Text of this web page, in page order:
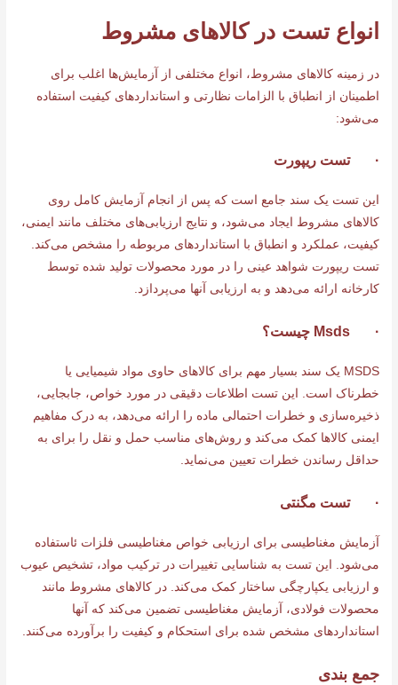
انواع تست در کالاهای مشروط
در زمینه کالاهای مشروط، انواع مختلفی از آزمایش‌ها اغلب برای
اطمینان از انطباق با الزامات نظارتی و استانداردهای کیفیت استفاده
می‌شود:
· تست ریپورت
این تست یک سند جامع است که پس از انجام آزمایش کامل روی
کالاهای مشروط ایجاد می‌شود، و نتایج ارزیابی‌های مختلف مانند ایمنی،
کیفیت، عملکرد و انطباق با استانداردهای مربوطه را مشخص می‌کند.
تست ریپورت شواهد عینی را در مورد محصولات تولید شده توسط
کارخانه ارائه می‌دهد و به ارزیابی آنها می‌پردازد.
· Msds چیست؟
MSDS یک سند بسیار مهم برای کالاهای حاوی مواد شیمیایی یا
خطرناک است. این تست اطلاعات دقیقی در مورد خواص، جابجایی،
ذخیره‌سازی و خطرات احتمالی ماده را ارائه می‌دهد، به درک مفاهیم
ایمنی کالاها کمک می‌کند و روش‌های مناسب حمل و نقل را برای به
حداقل رساندن خطرات تعیین می‌نماید.
· تست مگنتی
آزمایش مغناطیسی برای ارزیابی خواص مغناطیسی فلزات ئاستفاده
می‌شود. این تست به شناسایی تغییرات در ترکیب مواد، تشخیص عیوب
و ارزیابی یکپارچگی ساختار کمک می‌کند. در کالاهای مشروط مانند
محصولات فولادی، آزمایش مغناطیسی تضمین می‌کند که آنها
استانداردهای مشخص شده برای استحکام و کیفیت را برآورده می‌کنند.
جمع بندی